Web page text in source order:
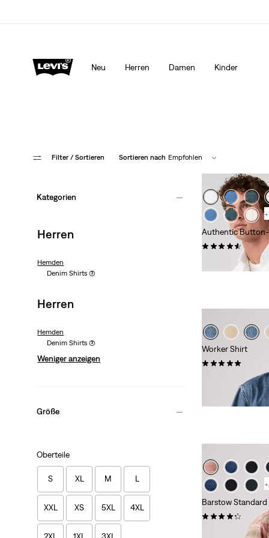
Neu Herren Damen Kinder
Filter / Sortieren Sortieren nach Empfohlen
Kategorien
Herren
Hemden
Denim Shirts (3)
Herren
Hemden
Denim Shirts (3)
Weniger anzeigen
Größe
Oberteile
S XL M L
XXL XS 5XL 4XL
Authentic
(267)
Worker Shirt
Barstow
(344)